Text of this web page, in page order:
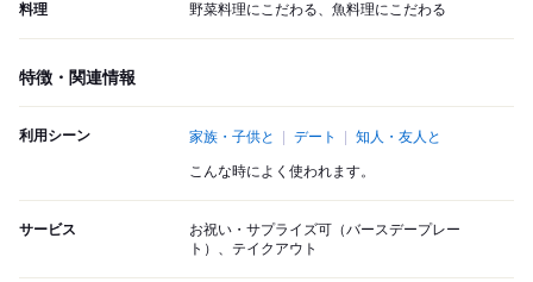
料理 野菜料理にこだわる、魚料理にこだわる
特徴・関連情報
利用シーン 家族・子供と デート 知人・友人と
こんな時によく使われます。
サービス
お祝い・サプライズ可（バースデープレー
ト）、テイクアウト